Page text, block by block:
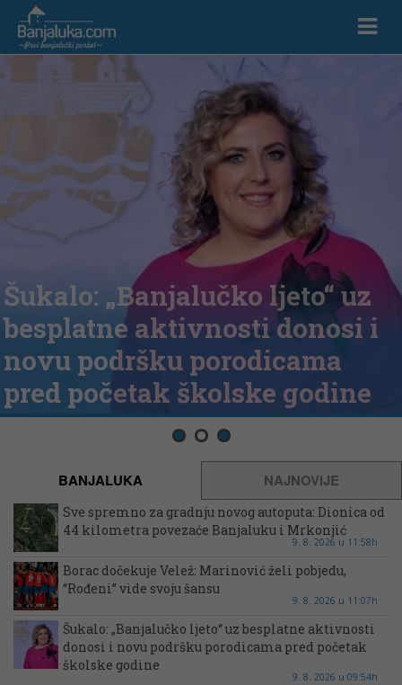
Šukalo: „Banjalučko ljeto“ uz
besplatne aktivnosti donosi i
novu podršku porodicama
pred početak školske godine
BANJALUKA NAJNOVIJE
Sve spremno za gradnju novog autoputa: Dionica od
44 kilometra povezaće Banjaluku i Mrkonjić
9. 8. 2026 u 11:58h
Borac dočekuje Velež: Marinović želi pobjedu,
“Rođeni” vide svoju šansu
9. 8. 2026 u 11:07h
Šukalo: „Banjalučko ljeto“ uz besplatne aktivnosti
donosi i novu podršku porodicama pred početak
školske godine
9. 8. 2026 u 09:54h